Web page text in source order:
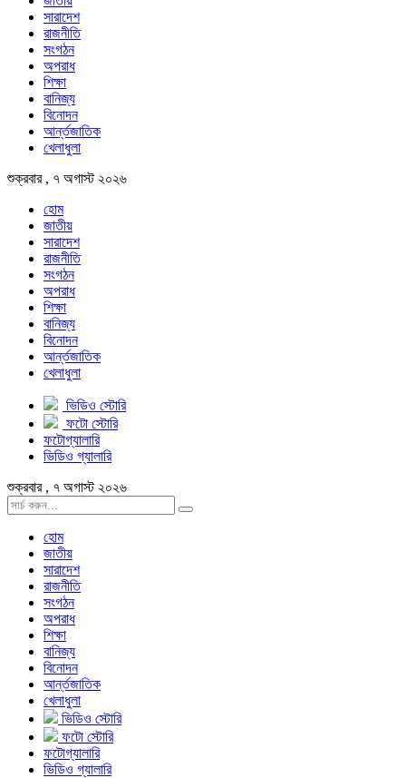
সারাদেশ
রাজনীতি
সংগঠন
অপরাধ
শিক্ষা
বানিজ্য
বিনোদন
আর্ন্তজাতিক
খেলাধুলা
শুক্রবার , ৭ অগাস্ট ২০২৬
হোম
জাতীয়
সারাদেশ
রাজনীতি
সংগঠন
অপরাধ
শিক্ষা
বানিজ্য
বিনোদন
আর্ন্তজাতিক
খেলাধুলা
ভিডিও স্টোরি
ফটো স্টোরি
ফটোগ্যালারি
ভিডিও গ্যালারি
শুক্রবার , ৭ অগাস্ট ২০২৬
হোম
জাতীয়
সারাদেশ
রাজনীতি
সংগঠন
অপরাধ
শিক্ষা
বানিজ্য
বিনোদন
আর্ন্তজাতিক
খেলাধুলা
ভিডিও স্টোরি
ফটো স্টোরি
ফটোগ্যালারি
ভিডিও গ্যালারি